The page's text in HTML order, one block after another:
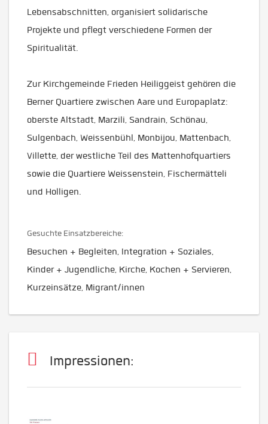
Lebensabschnitten, organisiert solidarische
Projekte und pflegt verschiedene Formen der
Spiritualität.
Zur Kirchgemeinde Frieden Heiliggeist gehören die
Berner Quartiere zwischen Aare und Europaplatz:
oberste Altstadt, Marzili, Sandrain, Schönau,
Sulgenbach, Weissenbühl, Monbijou, Mattenbach,
Villette, der westliche Teil des Mattenhofquartiers
sowie die Quartiere Weissenstein, Fischermätteli
und Holligen.
Gesuchte Einsatzbereiche:
Besuchen + Begleiten, Integration + Soziales,
Kinder + Jugendliche, Kirche, Kochen + Servieren,
Kurzeinsätze, Migrant/innen
Impressionen: